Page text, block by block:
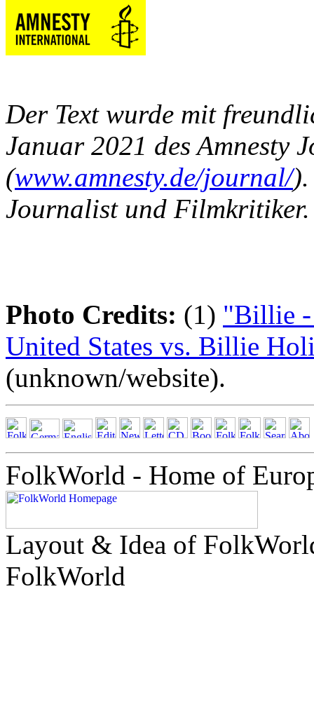
Der Text wurde mit
Januar 2021 des Amnesty
(www.amnesty.de/journal/
Journalist und Filmkritiker.
Photo Credits: (1) "Billie -
United States vs. Billie
(unknown/website).
FolkWorld - Home of
Layout & Idea of
FolkWorld